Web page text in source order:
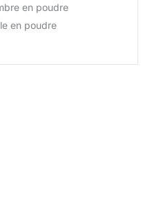
en poudre
en poudre